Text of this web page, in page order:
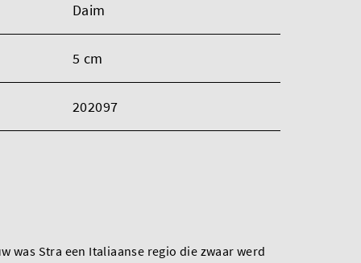
Daim
5 cm
202097
was Stra een Italiaanse regio die zwaar werd